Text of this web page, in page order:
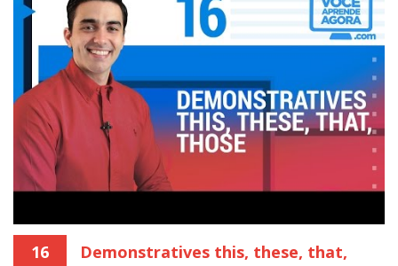
16
Demonstratives this, these, that,